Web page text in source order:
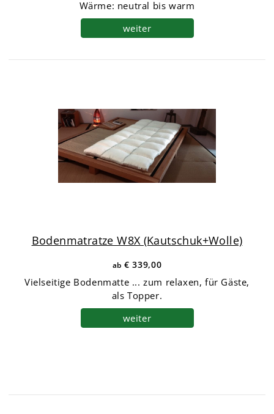
Wärme: neutral bis warm
weiter
Bodenmatratze W8X (Kautschuk+Wolle)
€ 339,00
Vielseitige Bodenmatte ... zum relaxen, für Gäste,
als Topper.
weiter